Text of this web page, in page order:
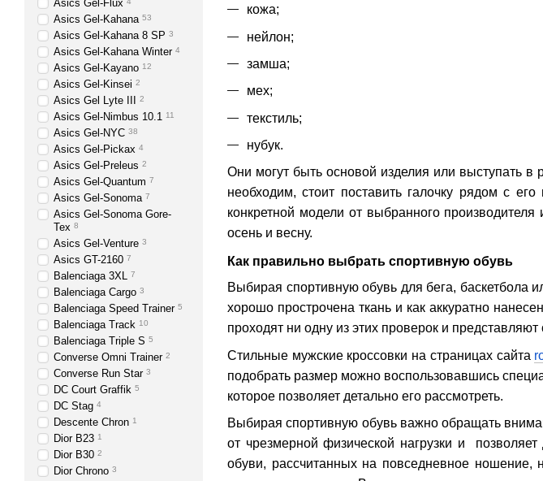
кожа;
нейлон;
замша;
мех;
текстиль;
нубук.
Они могут быть основой изделия или выступать
необходим, стоит поставить галочку рядом с
конкретной модели от выбранного
осень и весну.
Как правильно выбрать спортивную обувь
Выбирая спортивную обувь для бега, баскетбола
хорошо прострочена ткань и как аккуратно
проходят ни одну из этих проверок и
Стильные мужские кроссовки на страницах сайта
подобрать размер можно воспользовавшись
которое позволяет детально его рассмотреть.
Выбирая спортивную обувь важно обращать
от чрезмерной физической нагрузки и
обуви, рассчитанных на повседневное ношение,
Asics Gel-Flux
Asics Gel-Kahana 53
Asics Gel-Kahana 8 SP 3
Asics Gel-Kahana Winter 4
Asics Gel-Kayano 12
Asics Gel-Kinsei 2
Asics Gel Lyte III 2
Asics Gel-Nimbus 10.1 11
Asics Gel-NYC 38
Asics Gel-Pickax 4
Asics Gel-Preleus 2
Asics Gel-Quantum 7
Asics Gel-Sonoma 7
Asics Gel-Sonoma Gore-
Tex 8
Asics Gel-Venture 3
Asics GT-2160 7
Balenciaga 3ХL 7
Balenciaga Cargo 3
Balenciaga Speed Trainer 5
Balenciaga Track 10
Balenciaga Triple S 5
Converse Omni Trainer 2
Converse Run Star 3
DC Court Graffik 5
DC Stag 4
Descente Chron 1
Dior B23 1
Dior B30 2
Dior Chrono 3